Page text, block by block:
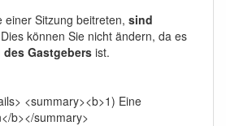
einer Sitzung beitreten, sind
können Sie nicht ändern, da es
Gastgebers ist.
<summary><b>1) Eine
b></summary>